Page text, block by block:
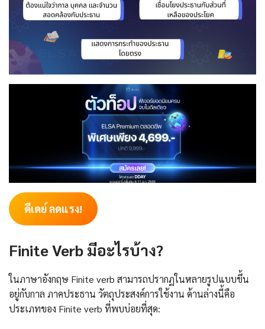
ดีเดย์ ลดแรง!
Finite Verb มีอะไรบ้าง?
ในภาษาอังกฤษ Finite verb สามารถปรากฏในหลายรูปแบบขึ้น
อยู่กับกาล ภาคประธาน วัตถุประสงค์การใช้งาน ด้านล่างนี้คือ
ประเภทของ Finite verb ที่พบบ่อยที่สุด: